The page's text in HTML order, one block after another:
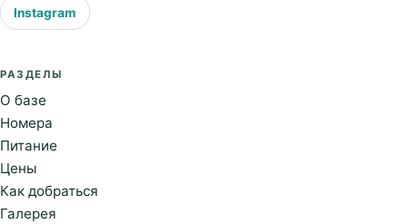
Instagram
РАЗДЕЛЫ
О базе
Номера
Питание
Цены
Как добраться
Галерея